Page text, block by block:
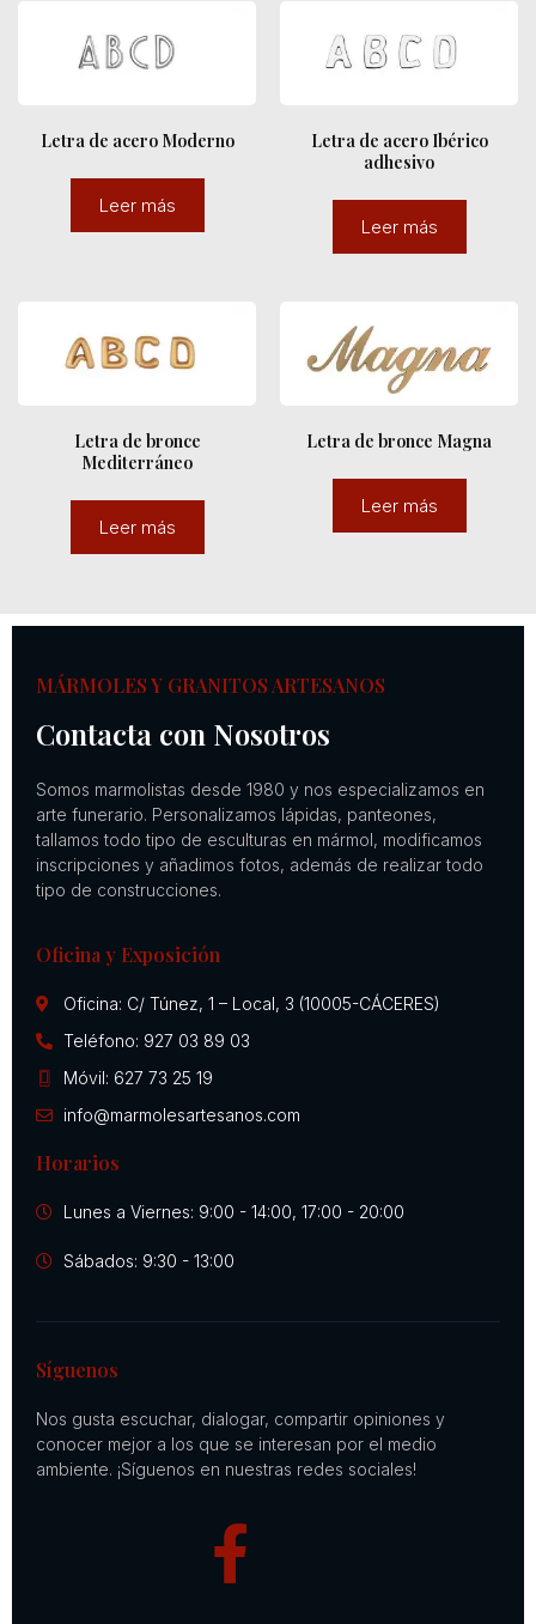
Letra de acero Moderno
Leer más
Letra de acero Ibérico
adhesivo
Leer más
Letra de bronce
Mediterráneo
Leer más
Letra de bronce Magna
Leer más
MÁRMOLES Y GRANITOS ARTESANOS
Contacta con Nosotros
Somos marmolistas desde 1980 y nos especializamos en
arte funerario. Personalizamos lápidas, panteones,
tallamos todo tipo de esculturas en mármol, modificamos
inscripciones y añadimos fotos, además de realizar todo
tipo de construcciones.
Oficina y Exposición
Oficina: C/ Túnez, 1 – Local, 3 (10005-CÁCERES)
Teléfono: 927 03 89 03
Móvil: 627 73 25 19
info@marmolesartesanos.com
Horarios
Lunes a Viernes: 9:00 - 14:00, 17:00 - 20:00
Sábados: 9:30 - 13:00
Síguenos
Nos gusta escuchar, dialogar, compartir opiniones y
conocer mejor a los que se interesan por el medio
ambiente. ¡Síguenos en nuestras redes sociales!